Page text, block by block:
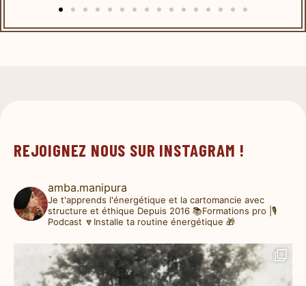
REJOIGNEZ NOUS SUR INSTAGRAM !
amba.manipura
Je t'apprends l'énergétique et la cartomancie avec
structure et éthique Depuis 2016 📚Formations pro |🎙️
Podcast 🔽Installe ta routine énergétique 🎁